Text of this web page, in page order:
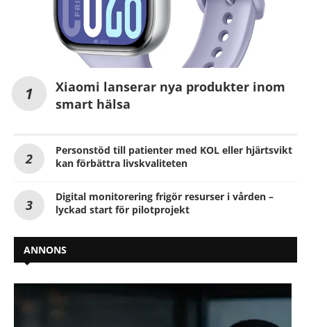
Xiaomi lanserar nya produkter inom
smart hälsa
Personstöd till patienter med KOL eller hjärtsvikt
kan förbättra livskvaliteten
Digital monitorering frigör resurser i vården –
lyckad start för pilotprojekt
ANNONS